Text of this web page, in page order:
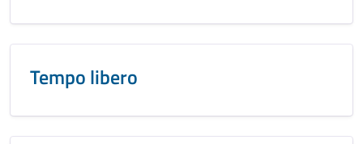
Tempo libero